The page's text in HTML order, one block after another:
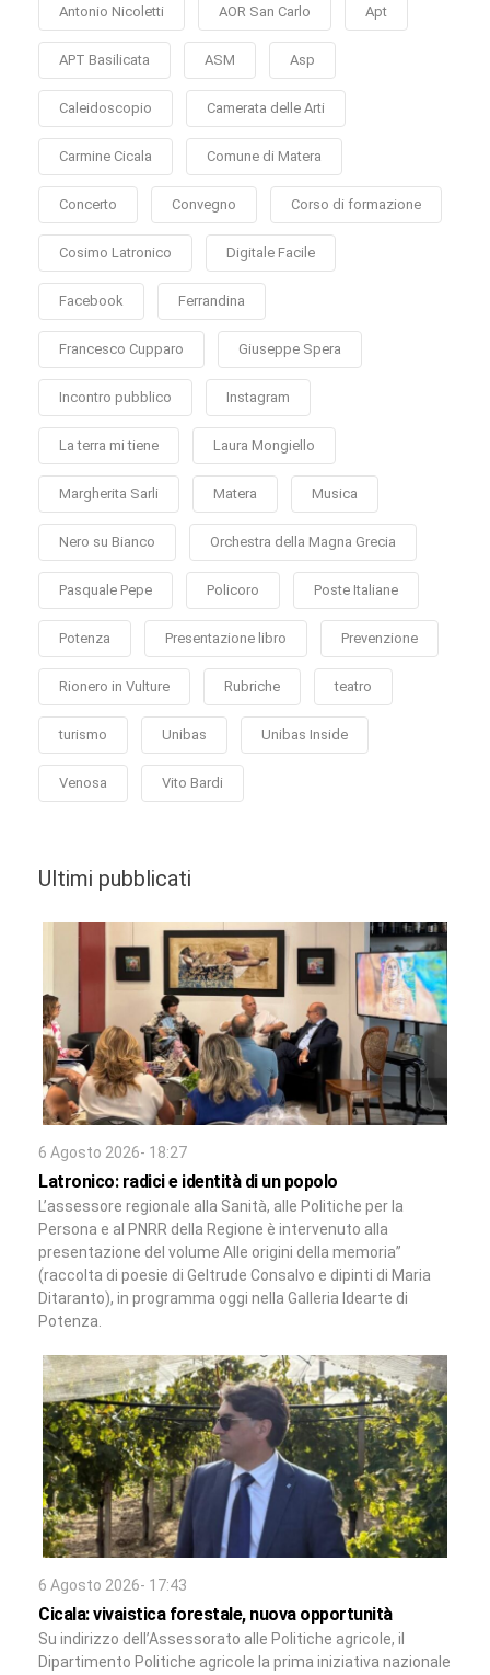
Antonio Nicoletti AOR San Carlo Apt
APT Basilicata ASM Asp
Caleidoscopio Camerata delle Arti
Carmine Cicala Comune di Matera
Concerto Convegno Corso di formazione
Cosimo Latronico Digitale Facile
Facebook Ferrandina
Francesco Cupparo Giuseppe Spera
Incontro pubblico Instagram
La terra mi tiene Laura Mongiello
Margherita Sarli Matera Musica
Nero su Bianco Orchestra della Magna Grecia
Pasquale Pepe Policoro Poste Italiane
Potenza Presentazione libro Prevenzione
Rionero in Vulture Rubriche teatro
turismo Unibas Unibas Inside
Venosa Vito Bardi
Ultimi pubblicati
6 Agosto 2026- 18:27
Latronico: radici e identità di un popolo
L’assessore regionale alla Sanità, alle Politiche per la
Persona e al PNRR della Regione è intervenuto alla
presentazione del volume Alle origini della memoria”
(raccolta di poesie di Geltrude Consalvo e dipinti di Maria
Ditaranto), in programma oggi nella Galleria Idearte di
Potenza.
6 Agosto 2026- 17:43
Cicala: vivaistica forestale, nuova opportunità
Su indirizzo dell’Assessorato alle Politiche agricole, il
Dipartimento Politiche agricole la prima iniziativa nazionale